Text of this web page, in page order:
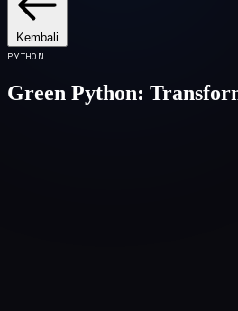
Kembali
PYTHON
Green Python: